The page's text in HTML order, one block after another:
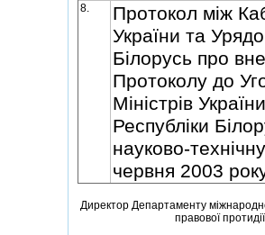
8.
Протокол мiж
України та
Бiлорусь про
Протоколу до
Мiнiстрiв
Республiки
науково-
червня 2003
Директор Департаменту
правової